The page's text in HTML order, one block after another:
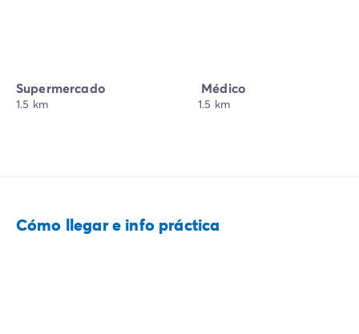
Supermercado
1.5 km
Médico
1.5 km
Cómo llegar e info práctica